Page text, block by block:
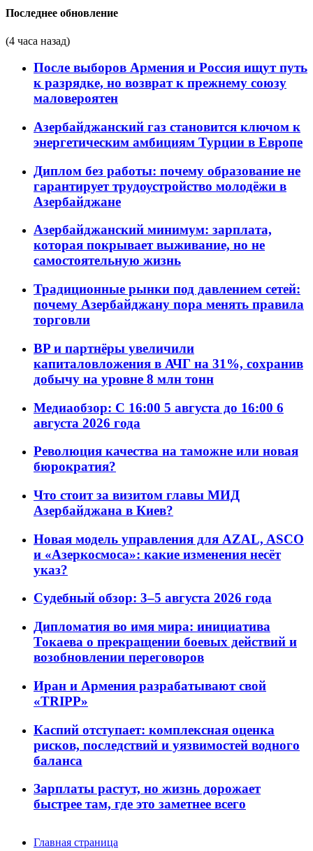
Последнее обновление
(4 часа назад)
После выборов Армения и Россия ищут путь
к разрядке, но возврат к прежнему союзу
маловероятен
Азербайджанский газ становится ключом к
энергетическим амбициям Турции в Европе
Диплом без работы: почему образование не
гарантирует трудоустройство молодёжи в
Азербайджане
Азербайджанский минимум: зарплата,
которая покрывает выживание, но не
самостоятельную жизнь
Традиционные рынки под давлением сетей:
почему Азербайджану пора менять правила
торговли
BP и партнёры увеличили
капиталовложения в АЧГ на 31%, сохранив
добычу на уровне 8 млн тонн
Медиаобзор: С 16:00 5 августа до 16:00 6
августа 2026 года
Революция качества на таможне или новая
бюрократия?
Что стоит за визитом главы МИД
Азербайджана в Киев?
Новая модель управления для AZAL, ASCO
и «Азеркосмоса»: какие изменения несёт
указ?
Судебный обзор: 3–5 августа 2026 года
Дипломатия во имя мира: инициатива
Токаева о прекращении боевых действий и
возобновлении переговоров
Иран и Армения разрабатывают свой
«TRIPP»
Каспий отступает: комплексная оценка
рисков, последствий и уязвимостей водного
баланса
Зарплаты растут, но жизнь дорожает
быстрее там, где это заметнее всего
Главная страница